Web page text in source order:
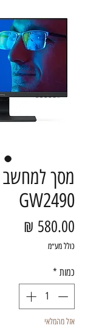
GW2490
כולל מע״מ
כמות *
אזל מהמלאי